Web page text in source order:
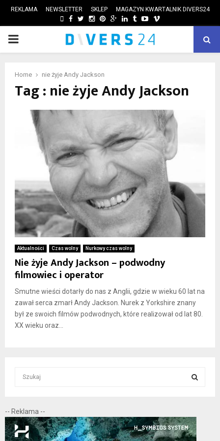
REKLAMA NEWSLETTER SKLEP MAGAZYN KWARTALNIK DIVERS24
FACEBOOK
TWITTER
INSTAGRAM
PINTEREST
GOOGLE
LINKEDIN
TUMBLRYOUTUBE
VIMEO
PRIMARY
Home nie żyje Andy Jackson
Tag : nie żyje Andy Jackson
Aktualności Czas wolny Nurkowy czas wolny
Nie żyje Andy Jackson – podwodny
filmowiec i operator
Smutne wieści dotarły do nas z Anglii, gdzie w wieku 60 lat na
zawał serca zmarł Andy Jackson. Nurek z Yorkshire znany
był ze swoich filmów podwodnych, które realizował od lat 80.
XX wieku oraz...
c
h
f
E
A
-- Reklama --